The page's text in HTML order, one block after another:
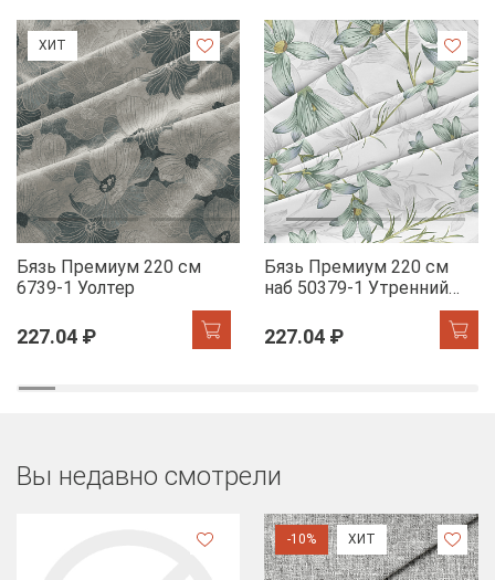
ХИТ
Бязь Премиум 220 см
6739-1 Уолтер
227.04 ₽
Бязь Премиум 220 см
наб 50379-1 Утренний
227.04 ₽
Вы недавно смотрели
-10% ХИТ